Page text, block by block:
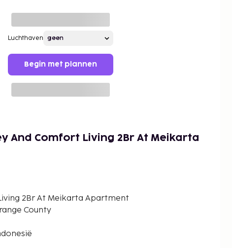
Luchthaven
Begin met plannen
And Comfort Living 2Br At Meikarta
2Br At Meikarta Apartment
County